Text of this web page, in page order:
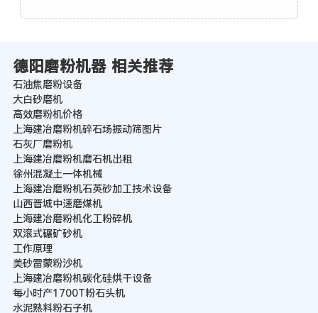
德阳磨粉机器 相关推荐
石油焦磨粉设备
大白砂磨机
高效磨粉机价格
上海建冶磨粉机碎石场振动筛图片
石灰厂磨粉机
上海建冶磨粉机磨石机出租
徐州混凝土一体机械
上海建冶磨粉机石英砂加工技术设备
山西晋城中速磨煤机
上海建冶磨粉机化工粉碎机
双滚式碾矿砂机
工作原理
美砂雷蒙粉沙机
上海建冶磨粉机碳化硅烘干设备
每小时产1700T粉石头机
水泥熟料粉石子机